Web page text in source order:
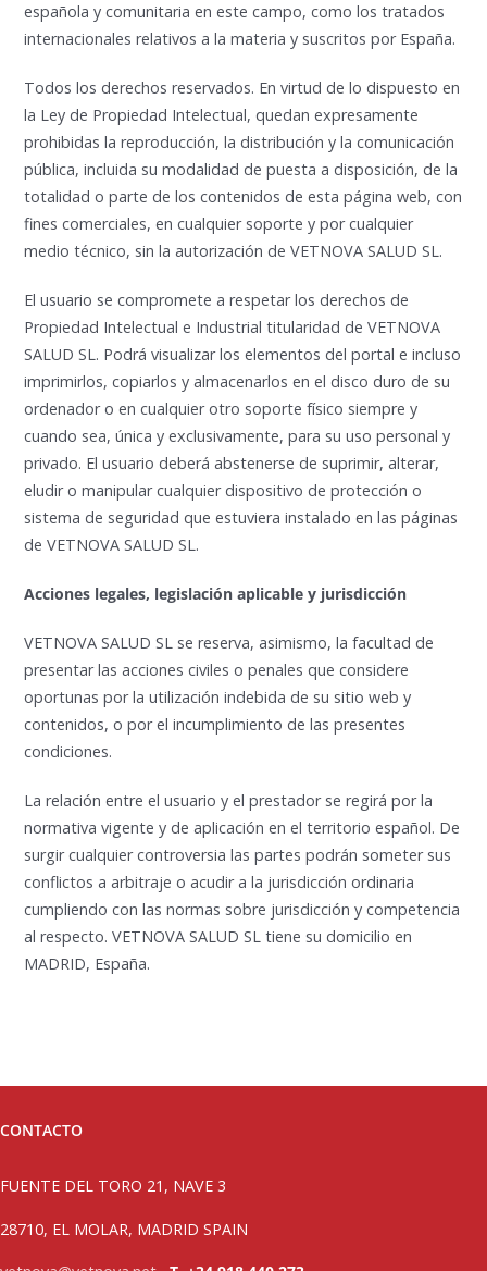
española y comunitaria en este campo, como los tratados
internacionales relativos a la materia y suscritos por España.
Todos los derechos reservados. En virtud de lo dispuesto en
la Ley de Propiedad Intelectual, quedan expresamente
prohibidas la reproducción, la distribución y la comunicación
pública, incluida su modalidad de puesta a disposición, de la
totalidad o parte de los contenidos de esta página web, con
fines comerciales, en cualquier soporte y por cualquier
medio técnico, sin la autorización de VETNOVA SALUD SL.
El usuario se compromete a respetar los derechos de
Propiedad Intelectual e Industrial titularidad de VETNOVA
SALUD SL. Podrá visualizar los elementos del portal e incluso
imprimirlos, copiarlos y almacenarlos en el disco duro de su
ordenador o en cualquier otro soporte físico siempre y
cuando sea, única y exclusivamente, para su uso personal y
privado. El usuario deberá abstenerse de suprimir, alterar,
eludir o manipular cualquier dispositivo de protección o
sistema de seguridad que estuviera instalado en las páginas
de VETNOVA SALUD SL.
Acciones legales, legislación aplicable y jurisdicción
VETNOVA SALUD SL se reserva, asimismo, la facultad de
presentar las acciones civiles o penales que considere
oportunas por la utilización indebida de su sitio web y
contenidos, o por el incumplimiento de las presentes
condiciones.
La relación entre el usuario y el prestador se regirá por la
normativa vigente y de aplicación en el territorio español. De
surgir cualquier controversia las partes podrán someter sus
conflictos a arbitraje o acudir a la jurisdicción ordinaria
cumpliendo con las normas sobre jurisdicción y competencia
al respecto. VETNOVA SALUD SL tiene su domicilio en
MADRID, España.
CONTACTO
FUENTE DEL TORO 21, NAVE 3
28710, EL MOLAR, MADRID SPAIN